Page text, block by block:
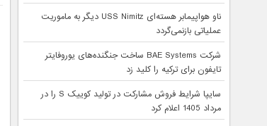
ناو هواپیمابر هسته‌ای USS Nimitz دیگر به ماموریت
عملیاتی بازنمی‌گردد
شرکت BAE Systems ساخت جنگنده‌های یوروفایتر
تایفون برای ترکیه را کلید زد
سایپا شرایط فروش مشارکت در تولید کوییک S را در
مرداد 1405 اعلام کرد